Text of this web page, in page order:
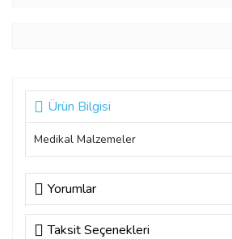
Ürün Bilgisi
Medikal Malzemeler
Yorumlar
Taksit Seçenekleri